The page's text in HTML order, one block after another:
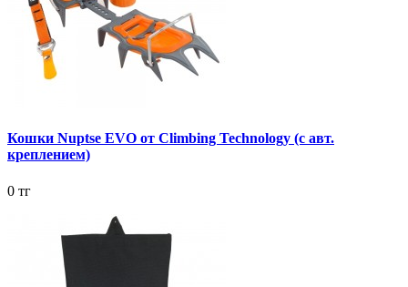
Кошки Nuptse EVO от Climbing Technology (с авт.
креплением)
0 тг